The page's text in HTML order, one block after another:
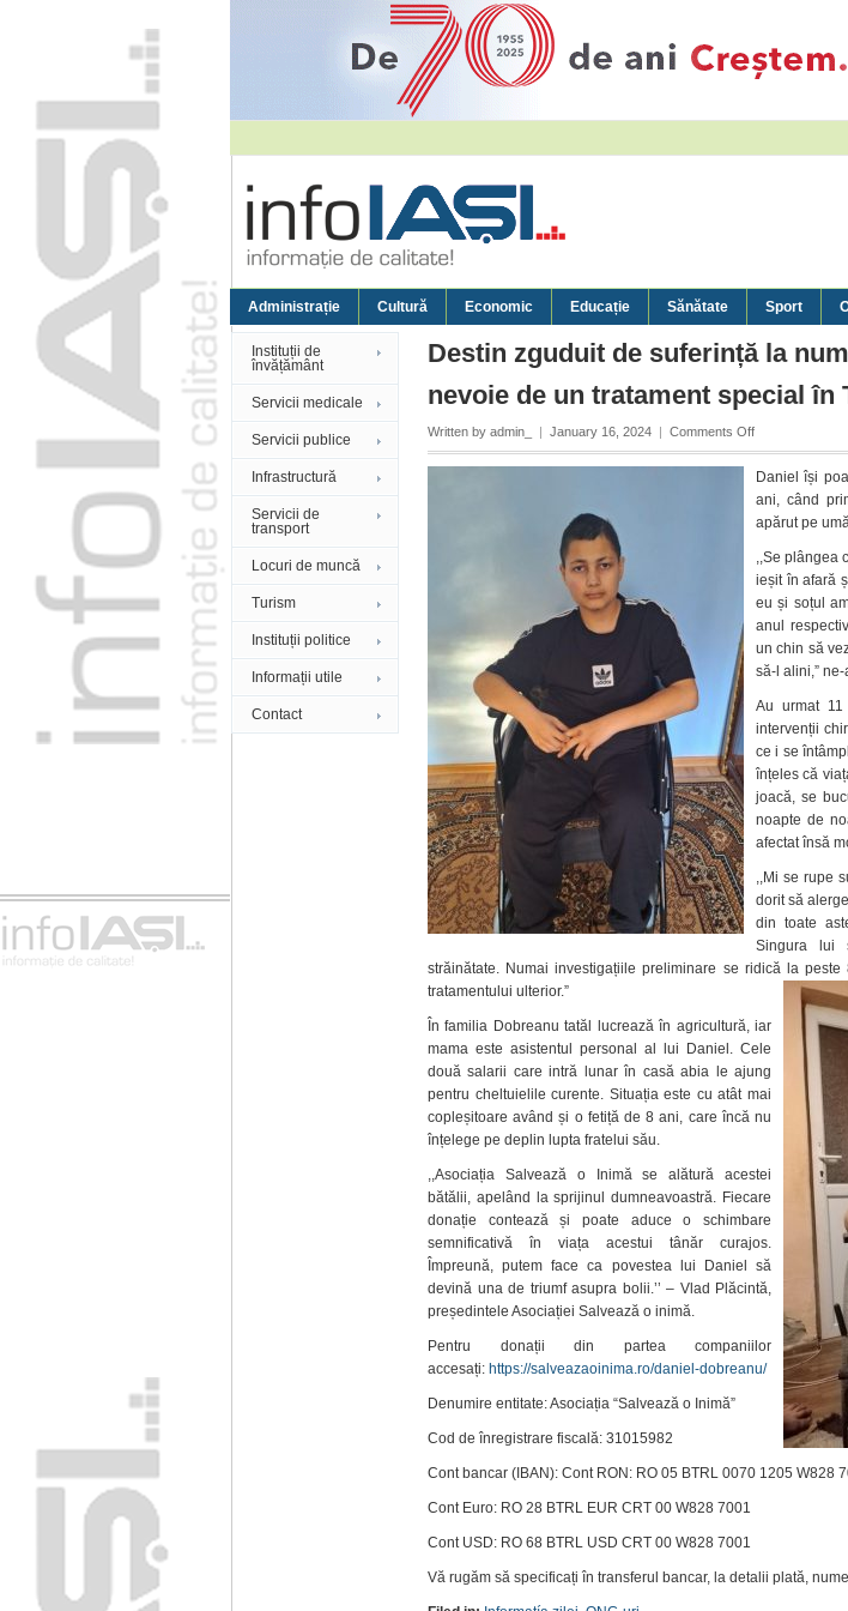
Administrație Cultură Economic Educație Sănătate Sport
Instituții de
învățământ
Servicii medicale
Servicii publice
Infrastructură
Servicii de
transport
Locuri de muncă
Turism
Instituții politice
Informații utile
Contact
Destin zguduit de suferință la
nevoie de un tratament special în
Written by admin_ | January 16, 2024 | Comments Offon
Destin
zguduit
suferință
la
numai
16
ani.
Daniel
are
nevoie
de
tratament
special
în
Turcia
Daniel își
ani, când
apărut pe
,,Se plângea
ieșit în afară
eu și soțul
anul
un chin să
să-l alini,”
Au urmat
intervenții
ce i se
înțeles că
joacă, se
noapte de
afectat însă
,,Mi se rupe
dorit să
din toate
Singura lui
străinătate. Numai investigațiile preliminare se ridică la
tratamentului ulterior.”
În familia Dobreanu tatăl lucrează în agricultură, iar
mama este asistentul personal al lui Daniel. Cele
două salarii care intră lunar în casă abia le ajung
pentru cheltuielile curente. Situația este cu atât mai
copleșitoare având și o fetiță de 8 ani, care încă nu
înțelege pe deplin lupta fratelui său.
,,Asociația Salvează o Inimă se alătură acestei
bătălii, apelând la sprijinul dumneavoastră. Fiecare
donație contează și poate aduce o schimbare
semnificativă în viața acestui tânăr curajos.
Împreună, putem face ca povestea lui Daniel să
devină una de triumf asupra bolii.’’ – Vlad Plăcintă,
președintele Asociației Salvează o inimă.
Pentru donații din partea companiilor
accesați: https://salveazaoinima.ro/daniel-dobreanu/
Denumire entitate: Asociația “Salvează o Inimă”
Cod de înregistrare fiscală: 31015982
Cont bancar (IBAN): Cont RON: RO 05 BTRL 0070 1205 W828
Cont Euro: RO 28 BTRL EUR CRT 00 W828 7001
Cont USD: RO 68 BTRL USD CRT 00 W828 7001
Vă rugăm să specificați în transferul bancar, la detalii plată,